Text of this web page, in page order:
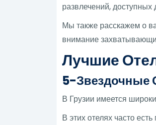
развлечений, доступных
Мы также расскажем о
внимание
Лучшие
5-Звездочные
В Грузии имеется
В этих отелях часто